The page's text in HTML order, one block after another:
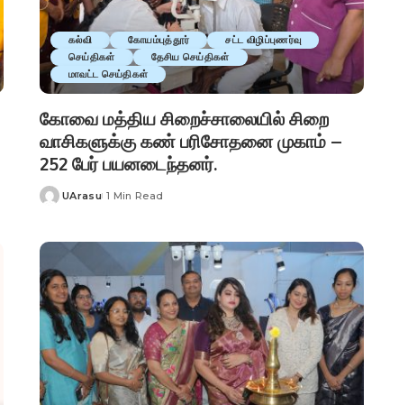
கல்வி கோயம்புத்தூர்
சட்ட விழிப்புணர்வு
செய்திகள்
தேசிய செய்திகள்
மாவட்ட செய்திகள்
கோவை மத்திய சிறைச்சாலையில் சிறை
வாசிகளுக்கு கண் பரிசோதனை முகாம் –
252 பேர் பயனடைந்தனர்.
Posted
UArasu 1 Min Read